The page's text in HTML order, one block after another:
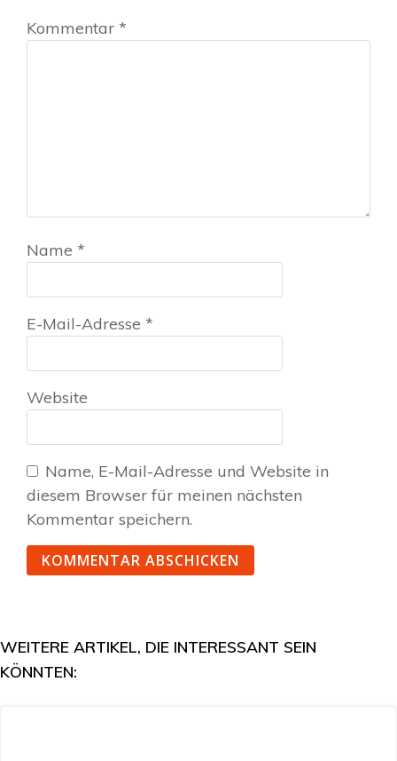
Kommentar *
Name *
E-Mail-Adresse *
Website
Name, E-Mail-Adresse und Website in
diesem Browser für meinen nächsten
Kommentar speichern.
WEITERE ARTIKEL, DIE INTERESSANT SEIN
KÖNNTEN: